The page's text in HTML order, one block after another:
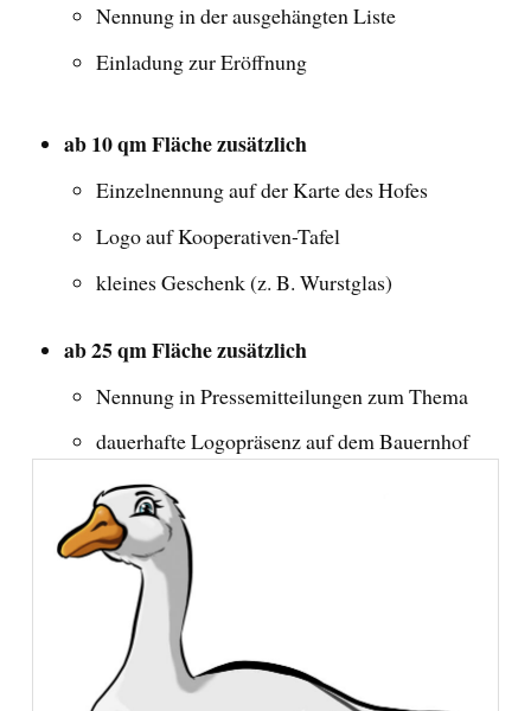
Nennung in der ausgehängten Liste
Einladung zur Eröffnung
ab 10 qm Fläche zusätzlich
Einzelnennung auf der Karte des Hofes
Logo auf Kooperativen-Tafel
kleines Geschenk (z. B. Wurstglas)
ab 25 qm Fläche zusätzlich
Nennung in Pressemitteilungen zum Thema
dauerhafte Logopräsenz auf dem Bauernhof